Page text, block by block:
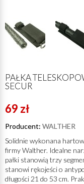
PAŁKA
SECUR
69 zł
Producent: WALTHER
Solidnie wykonana
firmy Walther. Idealne
pałki stanowią trzy
stanowi rękojeści o
długości 21 do 53 cm.